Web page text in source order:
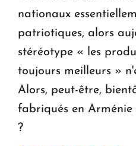
nationaux
patriotiques, alors
stéréotype « les
toujours meilleurs »
Alors, peut-être,
fabriqués en
?